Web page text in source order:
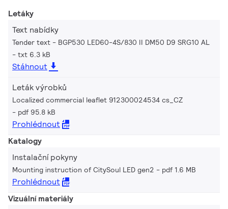
Letáky
Text nabídky
Tender text - BGP530 LED60-4S/830 II DM50 D9 SRG10 AL
txt 6.3 kB
Stáhnout
Leták výrobků
Localized commercial leaflet 912300024534 cs_CZ
pdf 95.8 kB
Prohlédnout
Katalogy
Instalační pokyny
Mounting instruction of CitySoul LED gen2 pdf 1.6 MB
Prohlédnout
Vizuální materiály